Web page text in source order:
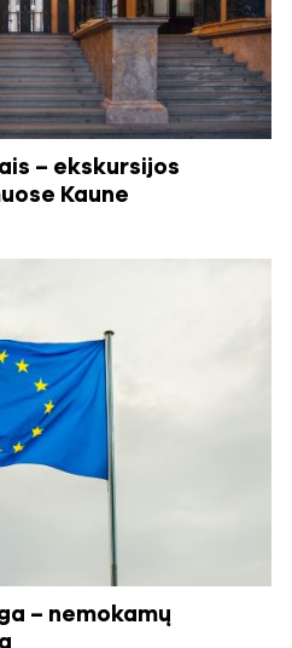
– ekskursijos
Kaune
– nemokamų